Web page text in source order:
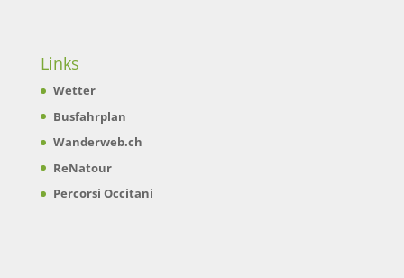
Links
Wetter
Busfahrplan
Wanderweb.ch
ReNatour
Percorsi Occitani